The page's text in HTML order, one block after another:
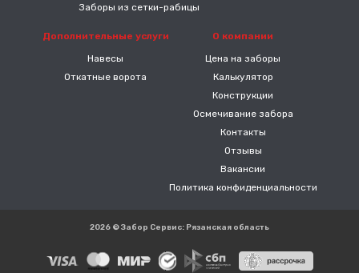
Заборы из сетки-рабицы
Дополнительные услуги
Навесы
Откатные ворота
О компании
Цена на заборы
Калькулятор
Конструкции
Осмечивание забора
Контакты
Отзывы
Вакансии
Политика конфиденциальности
2026 © Забор Сервис: Рязанская область